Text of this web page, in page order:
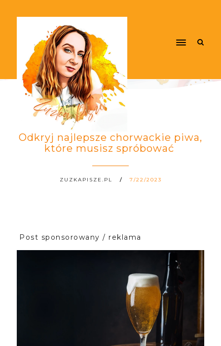
Odkryj najlepsze chorwackie piwa,
które musisz spróbować
ZUZKAPISZE.PL 7/22/2023
Post sponsorowany / reklama